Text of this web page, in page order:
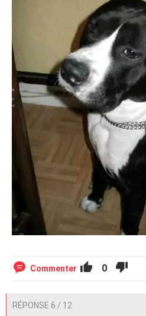
Commenter 0
RÉPONSE 6 / 12